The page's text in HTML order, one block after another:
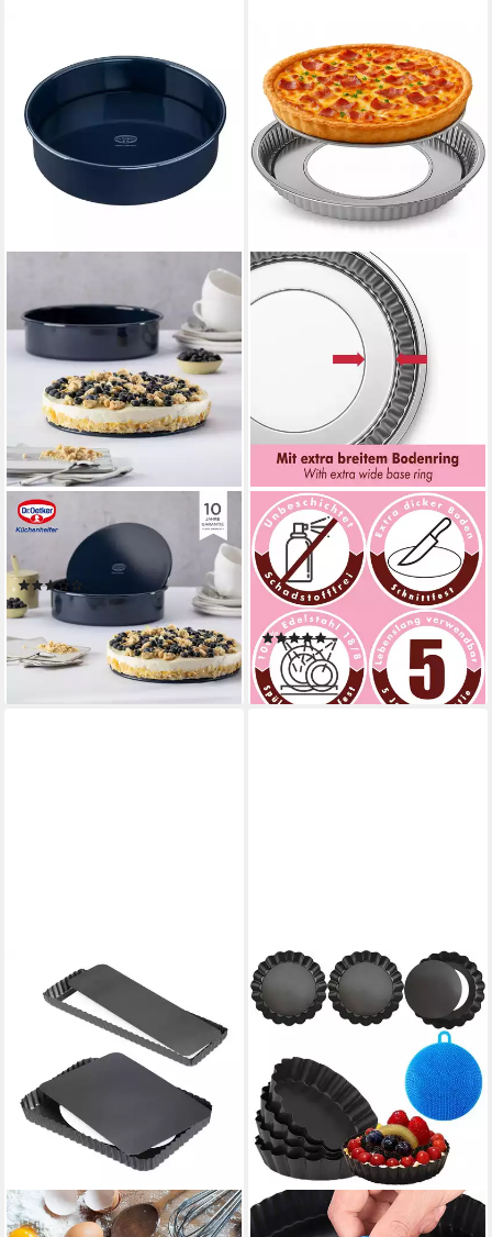
DR. OETKER KÜCHENHELFER
Garantieform Garantieform
mit Hebeboden
ab 49,59 € 61,99 €
-20%
lieferbar - in 2-3 Werktagen bei dir
IMMER
Quicheform Edelstahl
Backform für Quiche,Tarte &
Tortenböden, mit Hebeboden,
(2-tlg)
(2)
18,99 €
lieferbar - in 2-3 Werktagen bei dir